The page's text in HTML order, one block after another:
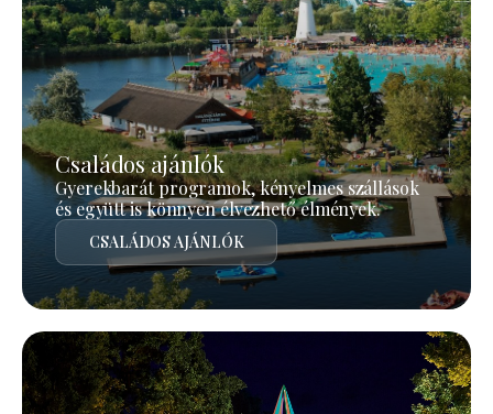
Családos ajánlók
Gyerekbarát programok, kényelmes szállások
és együtt is könnyen élvezhető élmények.
CSALÁDOS AJÁNLÓK